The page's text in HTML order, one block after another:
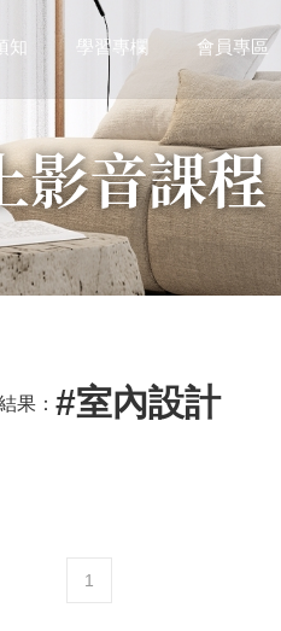
知 學習專欄 會員專區
影音課程
果： #室內設計
1